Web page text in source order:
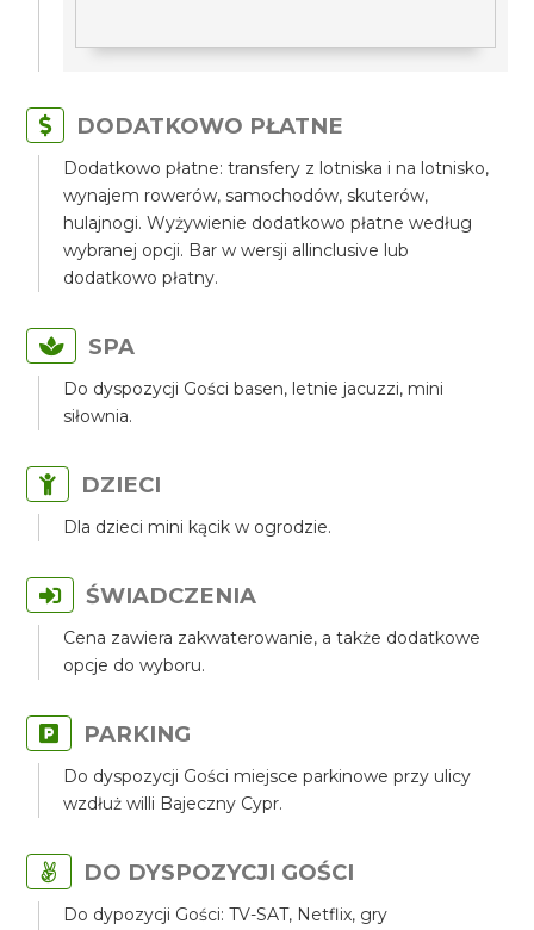
DODATKOWO PŁATNE
Dodatkowo płatne: transfery z lotniska i na lotnisko,
wynajem rowerów, samochodów, skuterów,
hulajnogi. Wyżywienie dodatkowo płatne według
wybranej opcji. Bar w wersji allinclusive lub
dodatkowo płatny.
SPA
Do dyspozycji Gości basen, letnie jacuzzi, mini
siłownia.
DZIECI
Dla dzieci mini kącik w ogrodzie.
ŚWIADCZENIA
Cena zawiera zakwaterowanie, a także dodatkowe
opcje do wyboru.
PARKING
Do dyspozycji Gości miejsce parkinowe przy ulicy
wzdłuż willi Bajeczny Cypr.
DO DYSPOZYCJI GOŚCI
Do dypozycji Gości: TV-SAT, Netflix, gry